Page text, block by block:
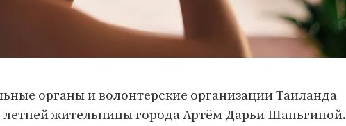
органы и волонтерские организации Таиланда
летней жительницы города Артём Дарьи Шаньгиной.